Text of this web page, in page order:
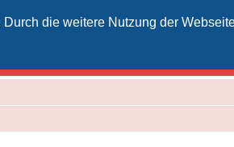
die weitere Nutzung der